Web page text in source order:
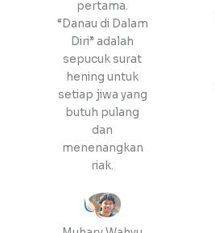
pertama.
“Danau di Dalam
Diri” adalah
sepucuk surat
hening untuk
setiap jiwa yang
butuh pulang
dan
menenangkan
riak.